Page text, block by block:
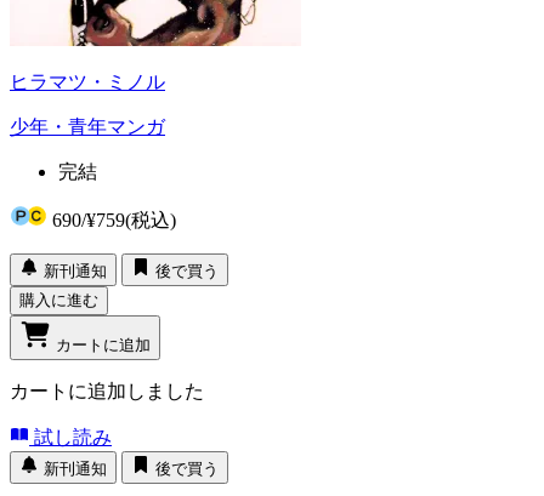
ヒラマツ・ミノル
少年・青年マンガ
完結
690/¥759(税込)
新刊通知
後で買う
購入に進む
カートに追加
カートに追加しました
試し読み
新刊通知 後で買う